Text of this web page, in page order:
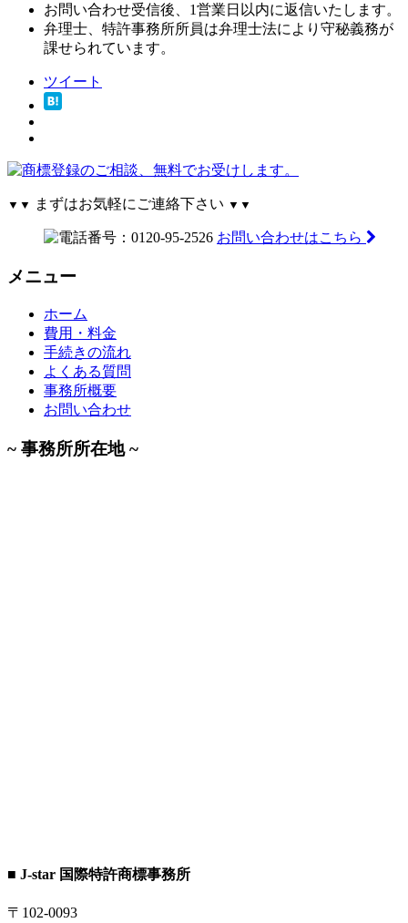
お問い合わせ受信後、1営業日以内に返信いたします。
弁理士、特許事務所所員は弁理士法により守秘義務が
課せられています。
ツイート
▼▼ まずはお気軽にご連絡下さい ▼▼
お問い合わせはこちら
メニュー
ホーム
費用・料金
手続きの流れ
よくある質問
事務所概要
お問い合わせ
~ 事務所所在地 ~
■ J-star 国際特許商標事務所
〒102-0093